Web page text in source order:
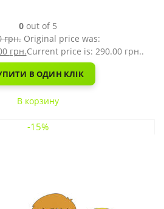
0out of 5
грн. Original price was:
грн.Current price is: 290.00 грн..
В ОДИН КЛІК
В корзину
-15%